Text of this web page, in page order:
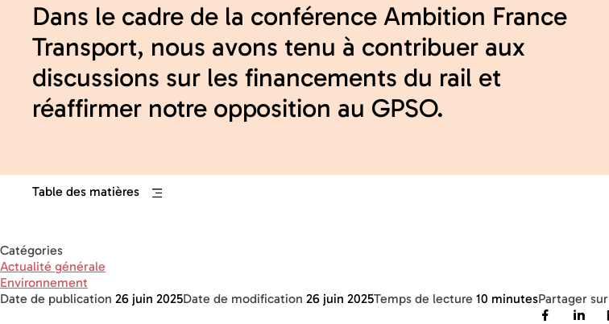
Dans le cadre de la conférence Ambition France
Transport, nous avons tenu à contribuer aux
discussions sur les financements du rail et
réaffirmer notre opposition au GPSO.
Table des matières
Catégories
Actualité générale
Environnement
Date de publication 26 juin 2025Date de modification 26 juin 2025Temps de lecture 10 minutesPartager sur